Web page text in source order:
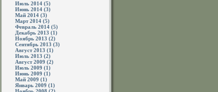
Июль 2014 (5)
Июнь 2014 (3)
Май 2014 (3)
Март 2014 (5)
Февраль 2014 (5)
Декабрь 2013 (1)
Ноябрь 2013 (2)
Сентябрь 2013 (3)
Август 2013 (1)
Июль 2013 (2)
Август 2009 (2)
Июль 2009 (1)
Июнь 2009 (1)
Май 2009 (1)
Январь 2009 (1)